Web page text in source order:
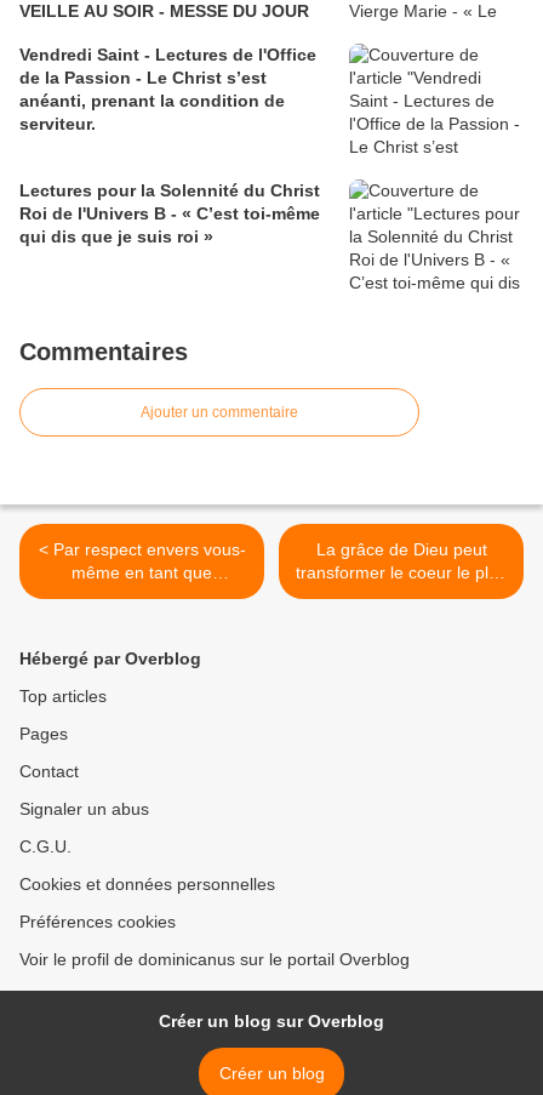
VEILLE AU SOIR - MESSE DU JOUR
Vendredi Saint - Lectures de l'Office
de la Passion - Le Christ s’est
anéanti, prenant la condition de
serviteur.
Lectures pour la Solennité du Christ
Roi de l'Univers B - « C’est toi-même
qui dis que je suis roi »
Commentaires
Ajouter un commentaire
< Par respect envers vous-
même en tant que
catholique, vous exigerez le
La grâce de Dieu peut
transformer le coeur le plus
endurci - Homélie 3ème
Hébergé par Overblog
Top articles
Pages
Contact
Signaler un abus
C.G.U.
Cookies et données personnelles
Préférences cookies
Voir le profil de dominicanus sur le portail Overblog
Créer un blog sur Overblog
Créer un blog